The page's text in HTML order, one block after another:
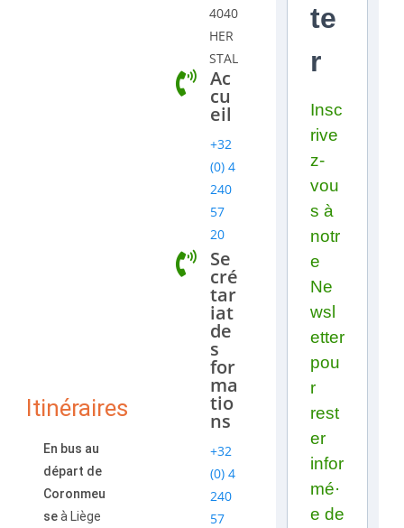
Itinéraires
En bus au
départ de
Coronmeu
seà Liège
4040
HER
STAL
Ac
cu
eil
+32
(0) 4
240
57
20
Se
cré
tar
iat
de
s
for
ma
tio
ns
+32
(0) 4
240
57
te
r
Insc
rive
z-
vou
s à
notr
e
Ne
wsl
etter
pou
r
rest
er
infor
mé·
e de